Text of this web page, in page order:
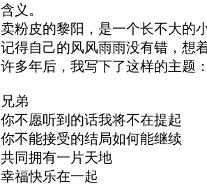
含义。
卖粉皮的黎阳，是一个长不大的
记得自己的风风雨雨没有错，想
许多年后，我写下了这样的主题
兄弟
你不愿听到的话我将不在提起
你不能接受的结局如何能继续
共同拥有一片天地
幸福快乐在一起